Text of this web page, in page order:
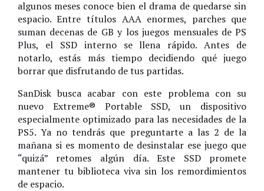
algunos meses conoce bien el drama de quedarse sin
espacio. Entre títulos AAA enormes, parches que
suman decenas de GB y los juegos mensuales de PS
Plus, el SSD interno se llena rápido. Antes de
notarlo, estás más tiempo decidiendo qué juego
borrar que disfrutando de tus partidas.
SanDisk busca acabar con este problema con su
nuevo Extreme® Portable SSD, un dispositivo
especialmente optimizado para las necesidades de la
PS5. Ya no tendrás que preguntarte a las 2 de la
mañana si es momento de desinstalar ese juego que
“quizá” retomes algún día. Este SSD promete
mantener tu biblioteca viva sin los remordimientos
de espacio.